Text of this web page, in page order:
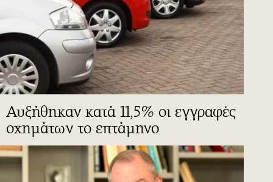
Αυξήθηκαν κατά 11,5% οι εγγραφές
οχημάτων το επτάμηνο